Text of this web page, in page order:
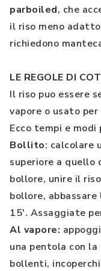
parboiled, che
il riso meno
richiedono
LE REGOLE DI
Il riso puo essere
vapore o usato
Ecco tempi e modi
Bollito: calcolare
superiore a quello
bollore, unire il
bollore,
15'. Assaggiate
Al vapore:
una pentola con
bollenti,